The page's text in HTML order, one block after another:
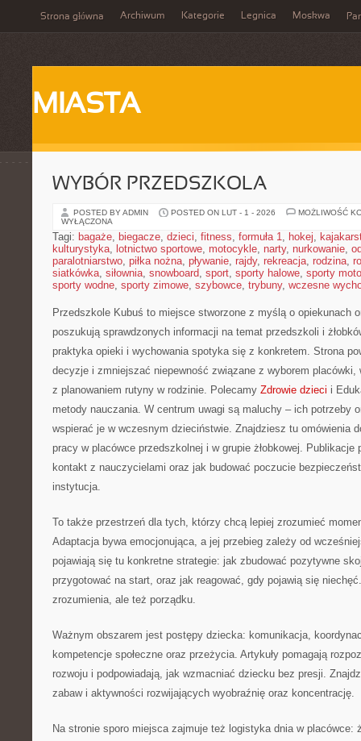
Strona główna Archiwum Kategorie Legnica Moskwa
MIASTA
WYBÓR PRZEDSZKOLA
POSTED BY ADMIN POSTED ON LUT - 1 - 2026
MOŻLIWOŚĆ
WYŁĄCZONA
Tagi: bagaże, biegacze, dzieci, fitness, formuła 1, hokej,
kulturystyka, lotnictwo sportowe, motocykle, narty, nurkowanie,
paralotniarstwo, piłka nożna, pływanie, rajdy, rekreacja, rodzina,
siatkówka, siłownia, snowboard, sport, sporty halowe, sporty
sporty wodne, sporty zimowe, szybowce, trybuny, wczesne
Przedszkole Kubuś to miejsce stworzone z myślą o opiekunach
poszukują sprawdzonych informacji na temat przedszkoli i
praktyka opieki i wychowania spotyka się z konkretem. Strona
decyzje i zmniejszać niepewność związane z wyborem
z planowaniem rutyny w rodzinie. Polecamy Zdrowie dzieci i
metody nauczania. W centrum uwagi są maluchy – ich potrzeby
wspierać je w wczesnym dzieciństwie. Znajdziesz tu omówienia
pracy w placówce przedszkolnej i w grupie żłobkowej.
kontakt z nauczycielami oraz jak budować poczucie
instytucja.
To także przestrzeń dla tych, którzy chcą lepiej zrozumieć
Adaptacja bywa emocjonująca, a jej przebieg zależy od
pojawiają się tu konkretne strategie: jak zbudować pozytywne
przygotować na start, oraz jak reagować, gdy pojawią się
zrozumienia, ale też porządku.
Ważnym obszarem jest postępy dziecka: komunikacja,
kompetencje społeczne oraz przeżycia. Artykuły pomagają
rozwoju i podpowiadają, jak wzmacniać dziecku bez presji.
zabaw i aktywności rozwijających wyobraźnię oraz koncentrację.
Na stronie sporo miejsca zajmuje też logistyka dnia w placówce: